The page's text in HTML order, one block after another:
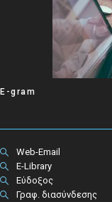
E-gram
Web-Email
E-Library
Εύδοξος
Γραφ. διασύνδεσης